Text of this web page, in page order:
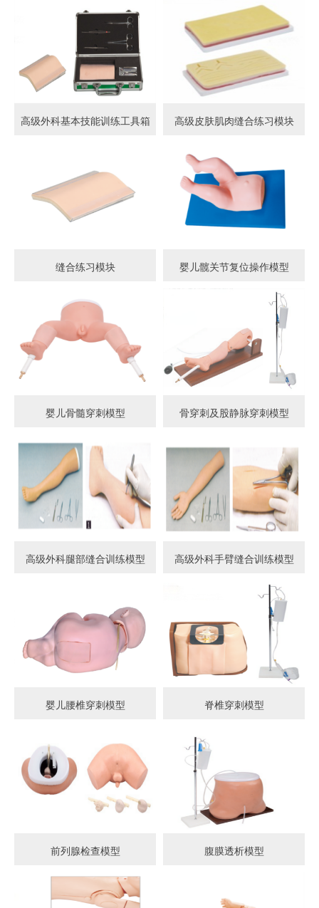
高级外科基本技能训练工具箱 高级皮肤肌肉缝合练习模块
缝合练习模块 婴儿髋关节复位操作模型
婴儿骨髓穿刺模型 骨穿刺及股静脉穿刺模型
高级外科腿部缝合训练模型 高级外科手臂缝合训练模型
婴儿腰椎穿刺模型 脊椎穿刺模型
前列腺检查模型 腹膜透析模型